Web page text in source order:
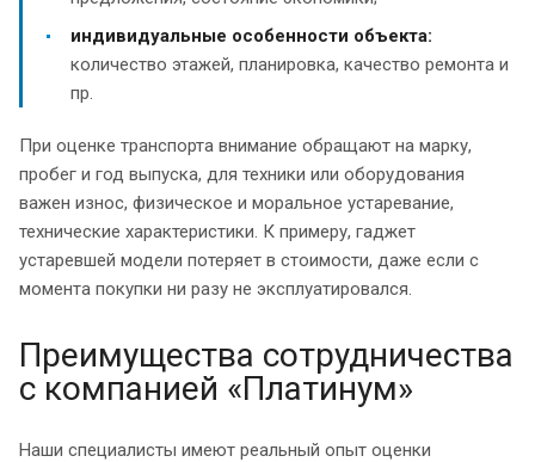
индивидуальные особенности объекта:
количество этажей, планировка, качество ремонта и
пр.
При оценке транспорта внимание обращают на марку,
пробег и год выпуска, для техники или оборудования
важен износ, физическое и моральное устаревание,
технические характеристики. К примеру, гаджет
устаревшей модели потеряет в стоимости, даже если с
момента покупки ни разу не эксплуатировался.
Преимущества сотрудничества
с компанией «Платинум»
Наши специалисты имеют реальный опыт оценки